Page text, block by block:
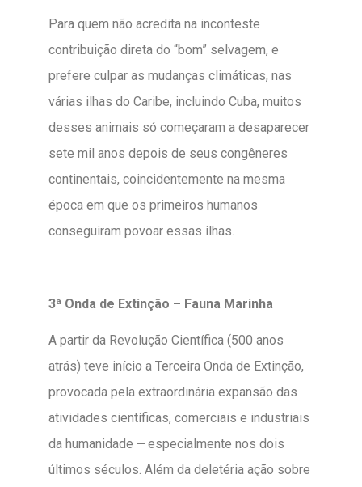
Para quem não acredita na inconteste
contribuição direta do “bom” selvagem, e
prefere culpar as mudanças climáticas, nas
várias ilhas do Caribe, incluindo Cuba, muitos
desses animais só começaram a desaparecer
sete mil anos depois de seus congêneres
continentais, coincidentemente na mesma
época em que os primeiros humanos
conseguiram povoar essas ilhas.
3ª Onda de Extinção – Fauna Marinha
A partir da Revolução Científica (500 anos
atrás) teve início a Terceira Onda de Extinção,
provocada pela extraordinária expansão das
atividades científicas, comerciais e industriais
da humanidade
especialmente nos dois
últimos séculos. Além da deletéria ação sobre